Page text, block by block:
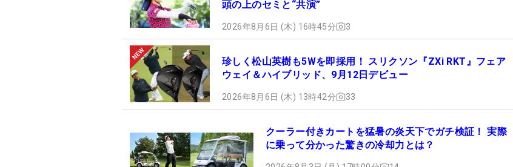
頭の上のセミと“共演”
2026年8月6日 (木) 16時45分 3
珍しく松山英樹も5Wを即採用！ スリクソン『ZXi RKT』フェア
ウェイ＆ハイブリッド、9月12日デビュー
2026年8月6日 (木) 13時42分 33
クーラー付きカートを猛暑の炎天下でガチ検証！ 実際
に乗って分かった驚きの冷却力とは？